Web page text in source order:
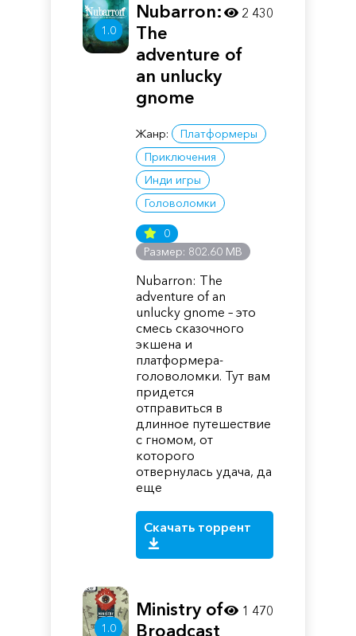
1.0
Nubarron:
The
adventure of
an unlucky
gnome
Жанр:
Платформеры
Приключения
Инди игры
Головоломки
0
Размер: 802.60 MB
Nubarron: The
adventure of an
unlucky gnome – это
смесь сказочного
экшена и
платформера-
головоломки. Тут вам
придется
отправиться в
длинное путешествие
с гномом, от
которого
отвернулась удача, да
еще
Скачать торрент
2 430
1.0
Ministry of
Broadcast
1 470